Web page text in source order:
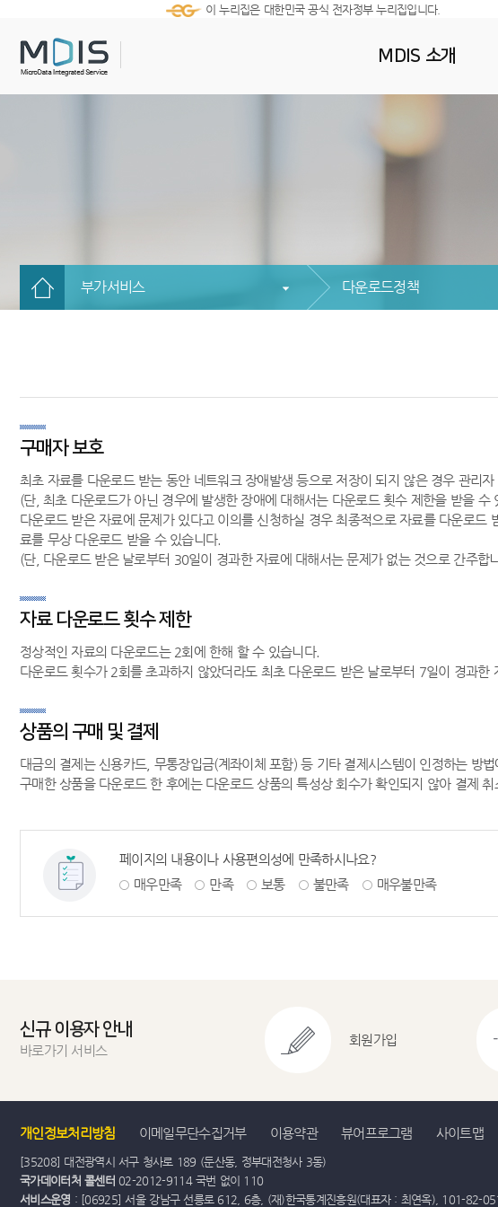
이 누리집은 대한민국 공식 전자정부 누리집입니다.
MDIS 소개
부가서비스 다운로드정책
구매자 보호
최초 자료를 다운로드 받는 동안 네트워크 장애발생 등으로 저장이 되지 않은 경우 관리
(단, 최초 다운로드가 아닌 경우에 발생한 장애에 대해서는 다운로드 횟수 제한을 받을 수
다운로드 받은 자료에 문제가 있다고 이의를 신청하실 경우 최종적으로 자료를 다운로
료를 무상 다운로드 받을 수 있습니다.
(단, 다운로드 받은 날로부터 30일이 경과한 자료에 대해서는 문제가 없는 것으로 간주합
자료 다운로드 횟수 제한
정상적인 자료의 다운로드는 2회에 한해 할 수 있습니다.
다운로드 횟수가 2회를 초과하지 않았더라도 최초 다운로드 받은 날로부터 7일이 경과한
상품의 구매 및 결제
대금의 결제는 신용카드, 무통장입금(계좌이체 포함) 등 기타 결제시스템이 인정하는 방법
구매한 상품을 다운로드 한 후에는 다운로드 상품의 특성상 회수가 확인되지 않아 결제
페이지의 내용이나 사용편의성에 만족하시나요?
매우만족
만족 보통 불만족 매우불만족
신규 이용자 안내
바로가기 서비스
회원가입
개인정보처리방침 이메일무단수집거부 이용약관 뷰어프로그램 사이트맵
[35208] 대전광역시 서구 청사로 189 (둔산동, 정부대전청사 3동)
국가데이터처 콜센터 02-2012-9114 국번 없이 110
서비스운영 : [06925] 서울 강남구 선릉로 612, 6층, (재)한국통계진흥원(대표자 : 최연옥), 101-82-